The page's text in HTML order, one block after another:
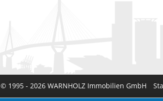
© 1995 - 2026 WARNHOLZ Immobilien GmbH